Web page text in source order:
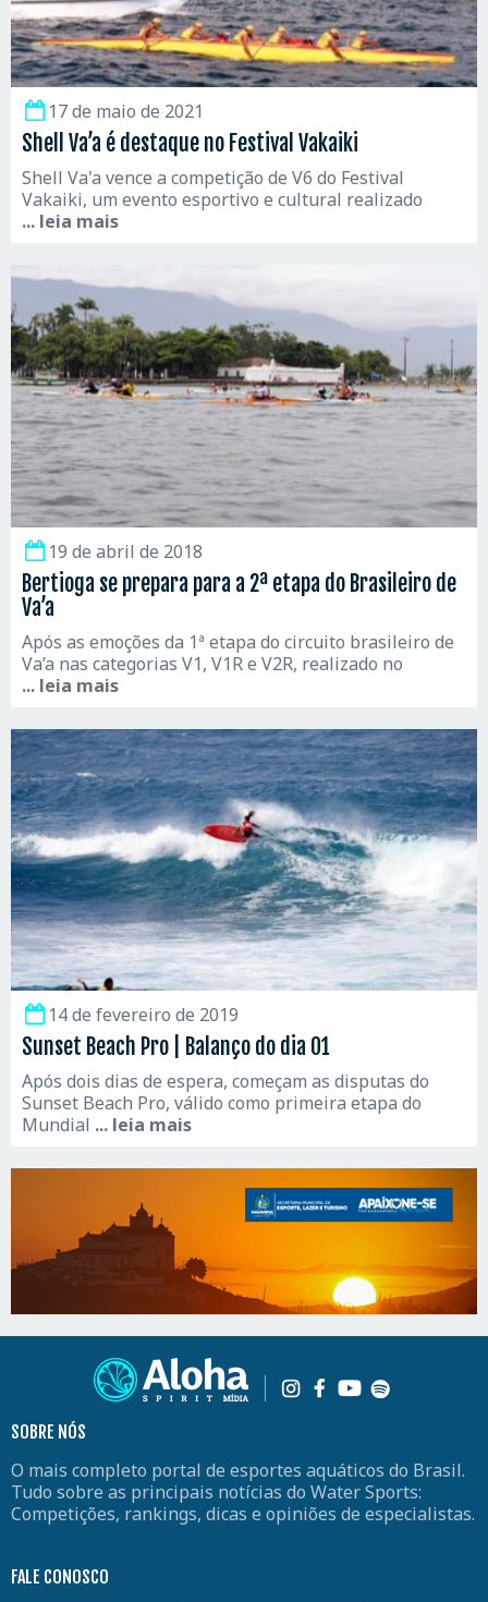
17 de maio de 2021
Shell Va’a é destaque no Festival Vakaiki
Shell Va'a vence a competição de V6 do Festival
Vakaiki, um evento esportivo e cultural realizado
... leia mais
19 de abril de 2018
Bertioga se prepara para a 2ª etapa do Brasileiro de
Va’a
Após as emoções da 1ª etapa do circuito brasileiro de
Va’a nas categorias V1, V1R e V2R, realizado no
... leia mais
14 de fevereiro de 2019
Sunset Beach Pro | Balanço do dia 01
Após dois dias de espera, começam as disputas do
Sunset Beach Pro, válido como primeira etapa do
Mundial ... leia mais
SOBRE NÓS
O mais completo portal de esportes aquáticos do Brasil.
Tudo sobre as principais notícias do Water Sports:
Competições, rankings, dicas e opiniões de especialistas.
FALE CONOSCO